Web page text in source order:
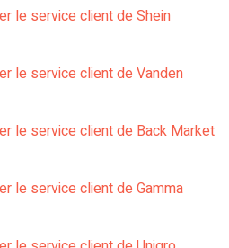
le service client de Shein
le service client de Vanden
le service client de Back Market
le service client de Gamma